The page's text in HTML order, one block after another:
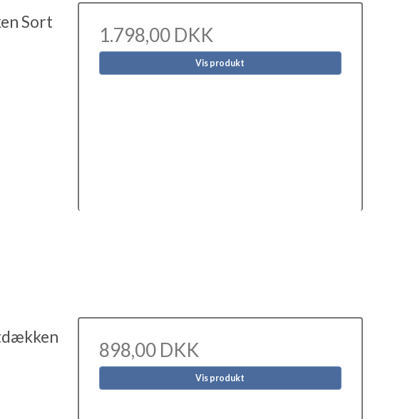
Sort
1.798,00 DKK
Vis produkt
898,00 DKK
Vis produkt